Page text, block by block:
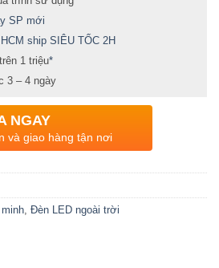
SP mới
ship SIÊU TỐC 2H
1 triệu*
3 – 4 ngày
NGAY
và giao hàng tận nơi
, Đèn LED ngoài trời